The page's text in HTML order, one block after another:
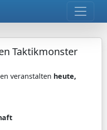
Taktikmonster
veranstalten heute,